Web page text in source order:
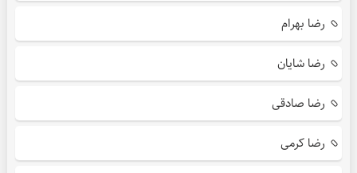
رضا بهرام
رضا شایان
رضا صادقی
رضا کرمی